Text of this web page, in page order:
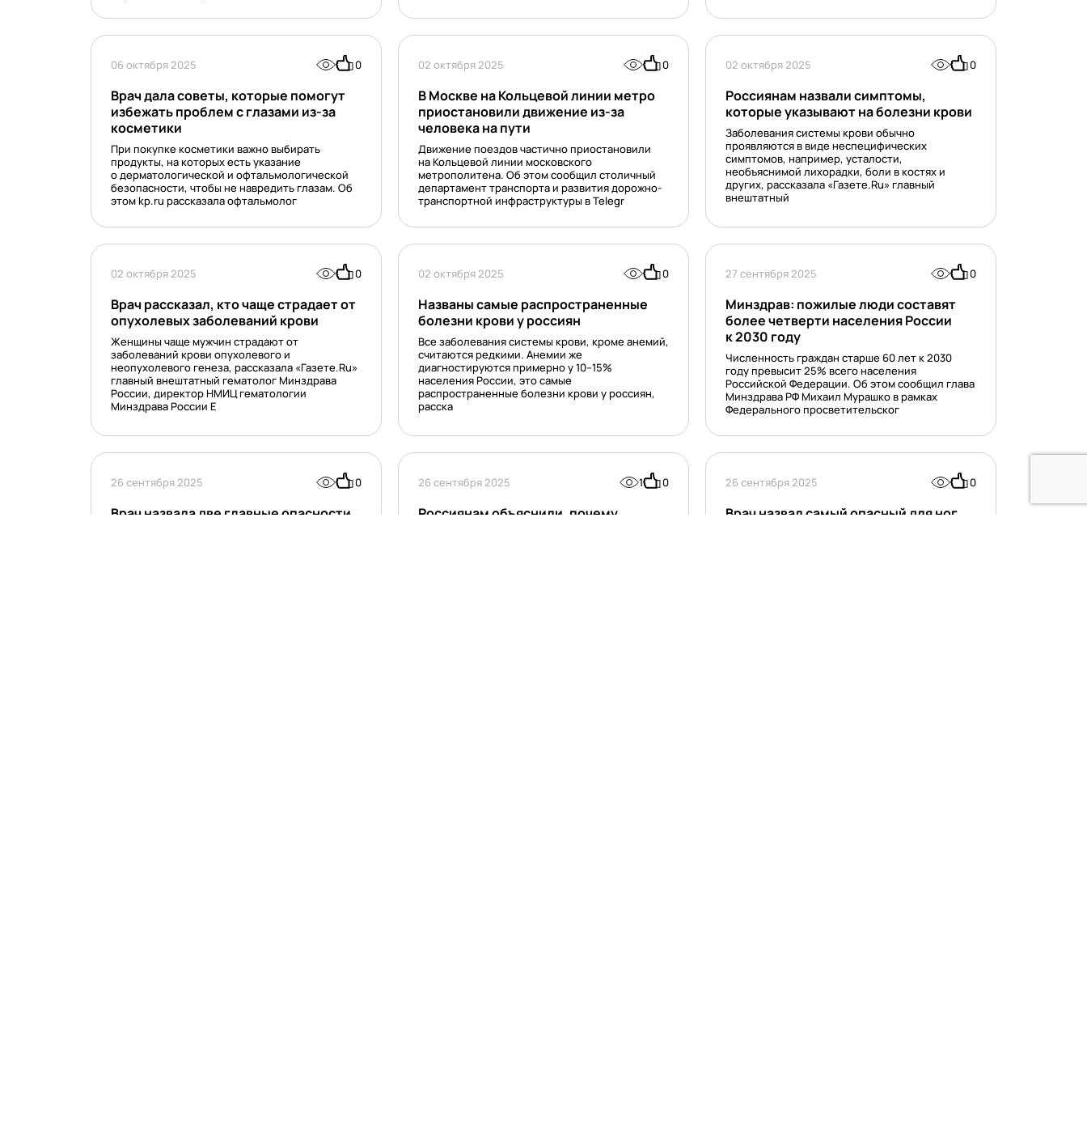
06 октября 2025 0
Врач дала советы, которые помогут
избежать проблем с глазами из-за
косметики
При покупке косметики важно выбирать
продукты, на которых есть указание
о дерматологической и офтальмологической
безопасности, чтобы не навредить глазам. Об
этом kp.ru рассказала офтальмолог
02 октября 2025 0
В Москве на Кольцевой линии метро
приостановили движение из-за
человека на пути
Движение поездов частично приостановили
на Кольцевой линии московского
метрополитена. Об этом сообщил столичный
департамент транспорта и развития дорожно-
транспортной инфраструктуры в Telegr
02 октября 2025 0
Россиянам назвали симптомы,
которые указывают на болезни крови
Заболевания системы крови обычно
проявляются в виде неспецифических
симптомов, например, усталости,
необъяснимой лихорадки, боли в костях и
других, рассказала «Газете.Ru» главный
внештатный
02 октября 2025 0
Врач рассказал, кто чаще страдает от
опухолевых заболеваний крови
Женщины чаще мужчин страдают от
заболеваний крови опухолевого и
неопухолевого генеза, рассказала «Газете.Ru»
главный внештатный гематолог Минздрава
России, директор НМИЦ гематологии
Минздрава России Е
02 октября 2025 0
Названы самые распространенные
болезни крови у россиян
Все заболевания системы крови, кроме анемий,
считаются редкими. Анемии же
диагностируются примерно у 10–15%
населения России, это самые
распространенные болезни крови у россиян,
расска
27 сентября 2025 0
Минздрав: пожилые люди составят
более четверти населения России
к 2030 году
Численность граждан старше 60 лет к 2030
году превысит 25% всего населения
Российской Федерации. Об этом сообщил глава
Минздрава РФ Михаил Мурашко в рамках
Федерального просветительског
26 сентября 2025 0
Врач назвала две главные опасности
26 сентября 2025 1 0
Россиянам объяснили, почему
26 сентября 2025 0
Врач назвал самый опасный для ног